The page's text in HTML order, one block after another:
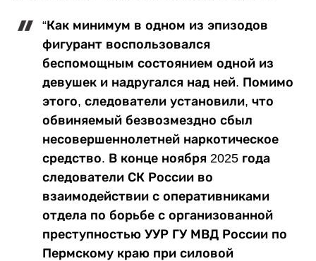
“Как минимум в одном из эпизодов
фигурант воспользовался
беспомощным состоянием одной из
девушек и надругался над ней. Помимо
этого, следователи установили, что
обвиняемый безвозмездно сбыл
несовершеннолетней наркотическое
средство. В конце ноября 2025 года
следователи СК России во
взаимодействии с оперативниками
отдела по борьбе с организованной
преступностью УУР ГУ МВД России по
Пермскому краю при силовой